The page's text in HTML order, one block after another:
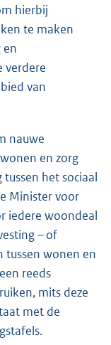
hierbij
te maken
en
verdere
van
nauwe
en zorg
het sociaal
Minister voor
iedere woondeal
– of
tussen wonen en
reeds
mits deze
met de